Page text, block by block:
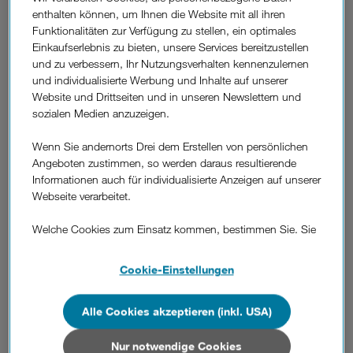
Orange Austria Telecommunication GmbH wie auch
Hutchison 3G Austria GmbH sind Geschichte. Der neue
Unternehmensname lautet von nun an Hutchison Drei
Austria GmbH, kurz "Drei".
"Nach dem Erwerb von Orange Austria Anfang des Jahres
schreitet die Integration beider Unternehmen zügig voran",
Unternehmen zu einer rechtlichen Körperschaft haben wir
einen weiteren Schritt in der Integration von Orange und Drei
gesetzt. Der nächste Schritt wird auch die marktseitige
Verschmelzung der beiden Unternehmen sein, die sich
Kunden und Partner bemerkbar macht."
im 3.Quartal 2013 weiterhin bestehen. Für Kunden,
Lieferanten und Partner bringt der neue Firmenname nur
geringfügige Anpassungen mit sich, über die Drei direkt auf
der Rechnung oder per Brief informiert.
enthalten können, um Ihnen die Website mit all ihren
Funktionalitäten zur Verfügung zu stellen, ein optimales
Einkaufserlebnis zu bieten, unsere Services bereitzustellen
und zu verbessern, Ihr Nutzungsverhalten kennenzulernen
und individualisierte Werbung und Inhalte auf unserer
Website und Drittseiten und in unseren Newslettern und
sozialen Medien anzuzeigen.
Wenn Sie andernorts Drei dem Erstellen von persönlichen
Angeboten zustimmen, so werden daraus resultierende
Informationen auch für individualisierte Anzeigen auf unserer
Webseite verarbeitet.
Welche Cookies zum Einsatz kommen, bestimmen Sie. Sie
Wenn Sie allen Cookies zustimmen, werden auch Cookies
von Drittanbietern verarbeitet, die Ihre Daten in Ländern
außerhalb der europäischen Union (z.B. in den USA)
Cookie-Einstellungen
Nur notwendige Cookies
Alle Cookies akzeptieren (inkl. USA)